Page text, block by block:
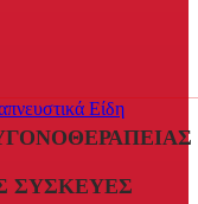
Είδη
ΣΥΣΚΕΥΈΣ